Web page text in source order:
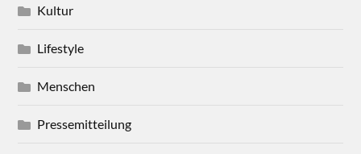
Kultur
Lifestyle
Menschen
Pressemitteilung